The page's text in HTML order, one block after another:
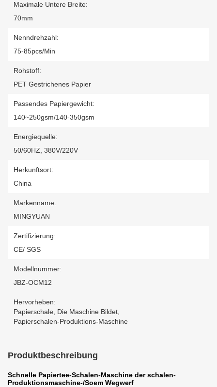
Maximale Untere Breite:
70mm
Nenndrehzahl:
75-85pcs/min
Rohstoff:
PET Gestrichenes Papier
Passendes Papiergewicht:
140~250gsm/140-350gsm
Energiequelle:
50/60HZ, 380V/220V
Herkunftsort:
China
Markenname:
MINGYUAN
Zertifizierung:
CE/ SGS
Modellnummer:
JBZ-OCM12
Hervorheben:
Papierschale Die Maschine Bildet
Papierschalen-Produktions-Maschine
Produktbeschreibung
Schnelle Papiertee-Schalen-Maschine der schalen-
Produktionsmaschine-/Soem Wegwerf